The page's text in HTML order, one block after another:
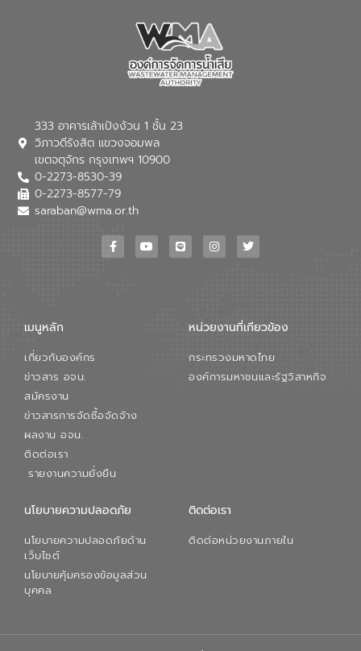
333 อาคารเล้าเป้งง้วน 1 ชั้น 23
วิภาวดีรังสิต แขวงจอมพล
เขตจตุจักร กรุงเทพฯ 10900
0-2273-8530-39
0-2273-8577-79
saraban@wma.or.th
เมนูหลัก
เกี่ยวกับองค์กร
ข่าวสาร อจน.
สมัครงาน
ข่าวสารการจัดซื้อจัดจ้าง
ผลงาน อจน.
ติดต่อเรา
รายงานความยั่งยืน
หน่วยงานที่เกียวข้อง
กระทรวงมหาดไทย
องค์การมหาชนและรัฐวิสาหกิจ
นโยบายความปลอดภัย
นโยบายความปลอดภัยด้าน
เว็บไซต์
นโยบายคุ้มครองข้อมูลส่วน
บุคคล
ติดต่อเรา
ติดต่อหน่วยงานภายใน